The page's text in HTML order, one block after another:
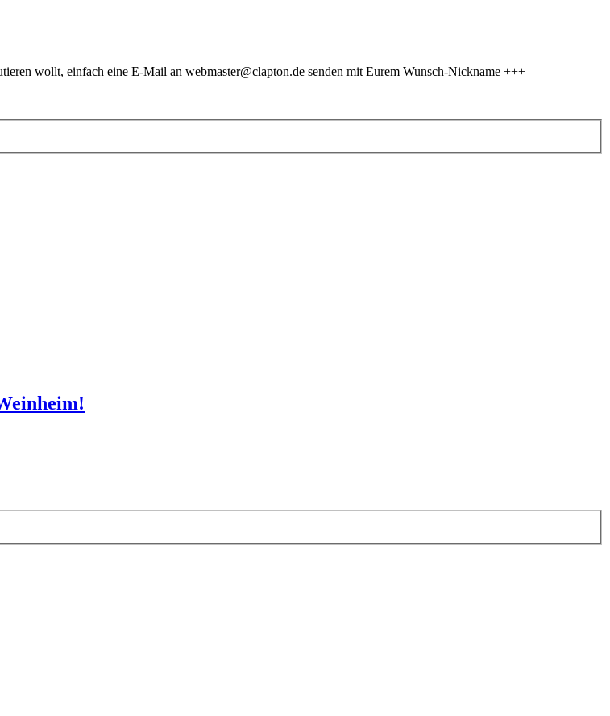
wollt, einfach eine E-Mail an webmaster@clapton.de senden mit Eurem Wunsch-Nickname +++